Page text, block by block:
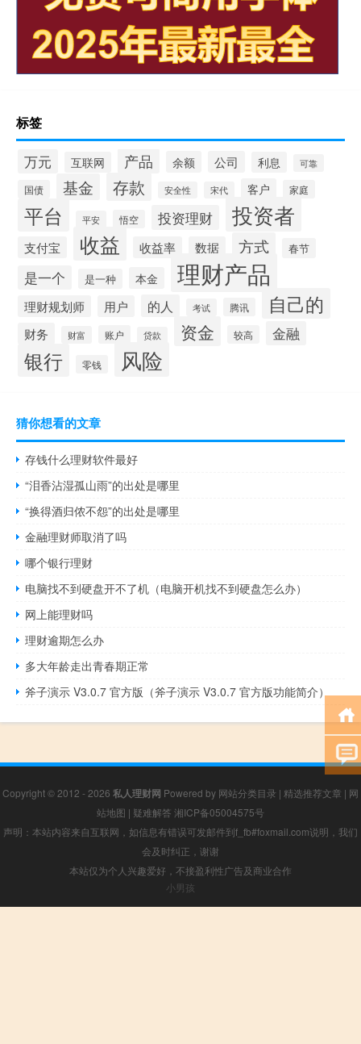
标签
万元 互联网 产品 余额 公司 利息 可靠
国债 基金 存款 安全性 宋代 客户 家庭
平台 平安 悟空 投资理财 投资者
支付宝 收益 收益率 数据 方式 春节
是一个 是一种 本金 理财产品
理财规划师 用户 的人 考试 腾讯 自己的
财务 财富 账户 贷款 资金 较高 金融
银行 零钱 风险
猜你想看的文章
存钱什么理财软件最好
“泪香沾湿孤山雨”的出处是哪里
“换得酒归侬不怨”的出处是哪里
金融理财师取消了吗
哪个银行理财
电脑找不到硬盘开不了机（电脑开机找不到硬盘怎么办）
网上能理财吗
理财逾期怎么办
多大年龄走出青春期正常
斧子演示 V3.0.7 官方版（斧子演示 V3.0.7 官方版功能简介）
Copyright © 2012 - 2026 私人理财网 Powered by 网站分类目录 | 精选推荐文章 | 网
站地图 | 疑难解答 湘ICP备05004575号
声明：本站内容来自互联网，如信息有错误可发邮件到f_fb#foxmail.com说明，我们
会及时纠正，谢谢
本站仅为个人兴趣爱好，不接盈利性广告及商业合作
小男孩